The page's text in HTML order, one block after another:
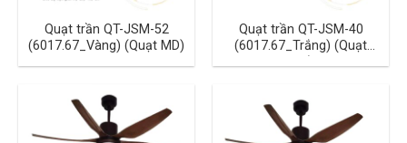
Quạt trần QT-JSM-52
(6017.67_Vàng) (Quạt MD)
Quạt trần QT-JSM-40
(6017.67_Trắng) (Quạt